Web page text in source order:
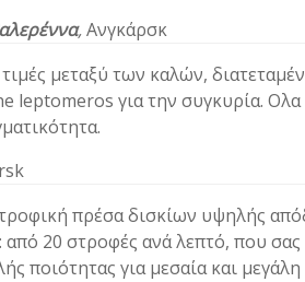
,Ανγκάρσκ
μεταξύ των καλών,
leptomeros για την συγκυρία.
πρέσα δισκίων υψηλής
20 στροφές ανά λεπτό, που
ποιότητας για μεσαία και